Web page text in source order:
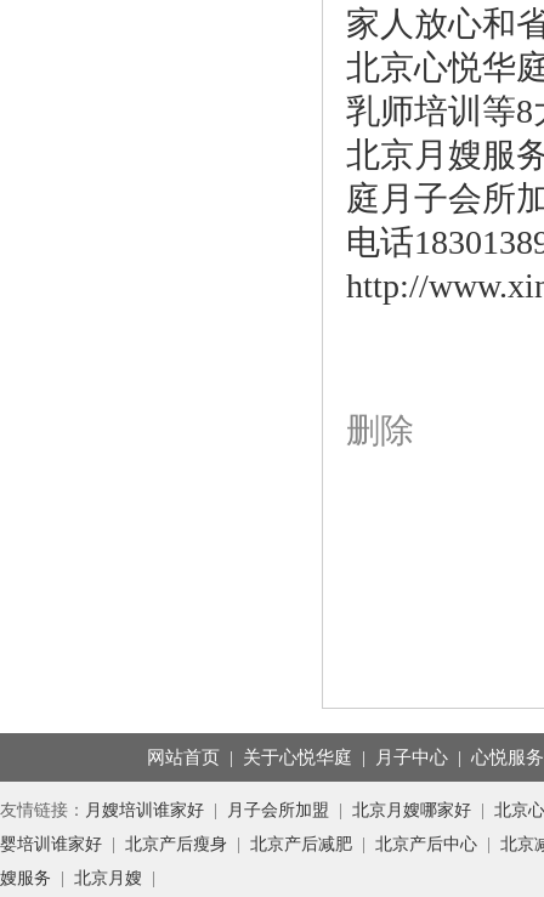
家人放心和
北京心悦华
乳师培训等
北京月嫂服
庭月子会所
电话
http://
删除
网站首页 | 关于心悦华庭 | 月子中心 |心悦服务
友情链接： 月嫂培训谁家好 月子会所加盟 北京月嫂哪家好
北京
婴培训谁家好
北京产后瘦身 北京产后减肥 北京产后中心
北京
嫂服务
北京月嫂